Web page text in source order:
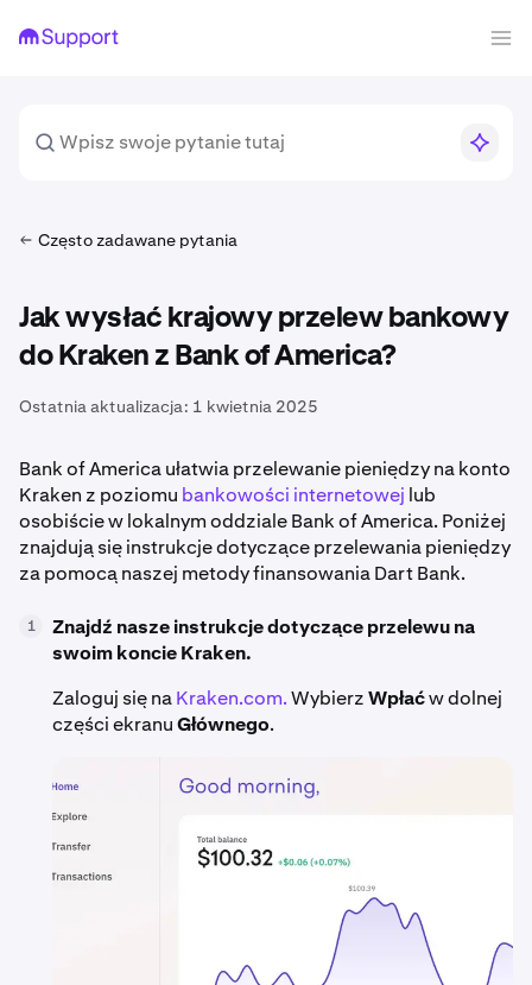
Często zadawane pytania
Jak wysłać krajowy przelew bankowy
do Kraken z Bank of America?
Ostatnia aktualizacja: 1 kwietnia 2025
Bank of America ułatwia przelewanie pieniędzy na konto
Kraken z poziomu bankowości internetowej lub
osobiście w lokalnym oddziale Bank of America. Poniżej
znajdują się instrukcje dotyczące przelewania pieniędzy
za pomocą naszej metody finansowania Dart Bank.
1
Znajdź nasze instrukcje dotyczące przelewu na
swoim koncie Kraken.
Zaloguj się naKraken.com.WybierzWpłaćw dolnej
części ekranuGłównego.